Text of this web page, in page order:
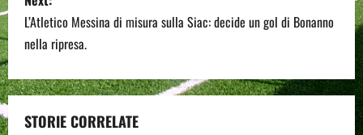
t
n
a
v
L’Atletico Messina di misura sulla Siac: decide un gol di Bonanno
nella ripresa.
STORIE CORRELATE